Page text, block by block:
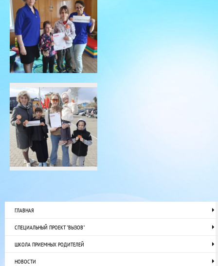
ГЛАВНАЯ
СПЕЦИАЛЬНЫЙ ПРОЕКТ "ВЫЗОВ"
ШКОЛА ПРИЕМНЫХ РОДИТЕЛЕЙ
НОВОСТИ